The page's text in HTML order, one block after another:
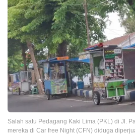
Salah satu Pedagang Kaki Lima (PKL) di Jl.
mereka di Car free Night (CFN) diduga